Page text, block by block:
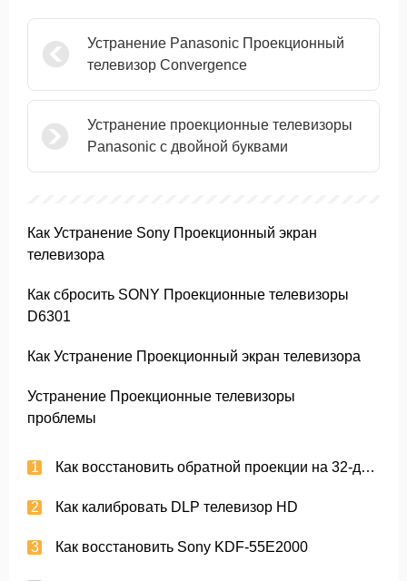
Устранение Panasonic Проекционный
телевизор Convergence
Устранение проекционные телевизоры
Panasonic с двойной буквами
Как Устранение Sony Проекционный экран
телевизора
Как сбросить SONY Проекционные телевизоры
D6301
Как Устранение Проекционный экран телевизора
Устранение Проекционные телевизоры
проблемы
Как восстановить обратной проекции на 32-дюймовый Sony
Как калибровать DLP телевизор HD
Как восстановить Sony KDF-55E2000